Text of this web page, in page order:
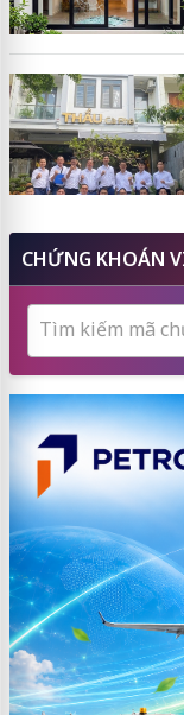
CHỨNG KHOÁN
Tìm kiếm mã